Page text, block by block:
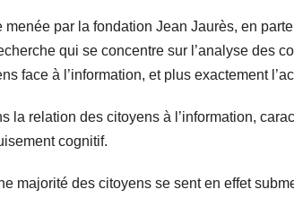
par la fondation Jean Jaurès, en
qui se concentre sur l’analyse des
face à l’information, et plus exactement
la relation des citoyens à l’information,
cognitif.
majorité des citoyens se sent en effet